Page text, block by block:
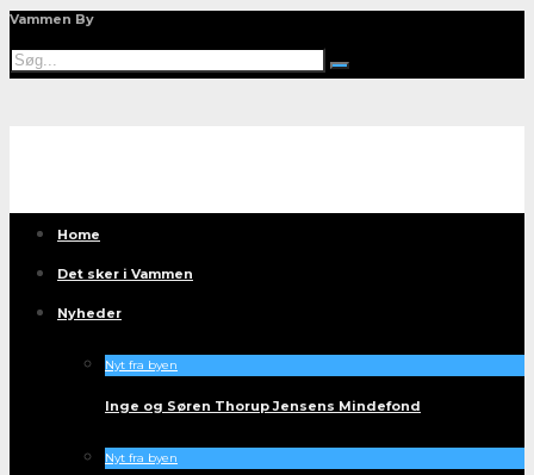
Vammen By
Home
Det sker i Vammen
Nyheder
Nyt fra byen
Inge og Søren Thorup Jensens Mindefond
Nyt fra byen